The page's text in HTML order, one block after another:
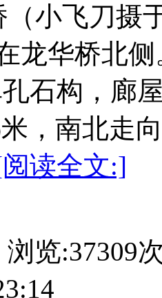
小飞刀摄
龙华桥北
石构，廊
，南北走
读全文:]
览:37309